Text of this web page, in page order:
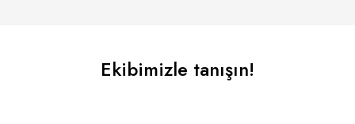
Ekibimizle tanışın!